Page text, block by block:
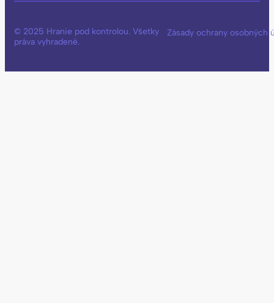
© 2025 Hranie pod kontrolou. Všetky
práva vyhradené.
Zásady ochrany osobných